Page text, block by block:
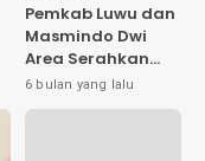
Pemkab Luwu dan
Masmindo Dwi
Area Serahkan
Fasilitas
6 bulan yang lalu